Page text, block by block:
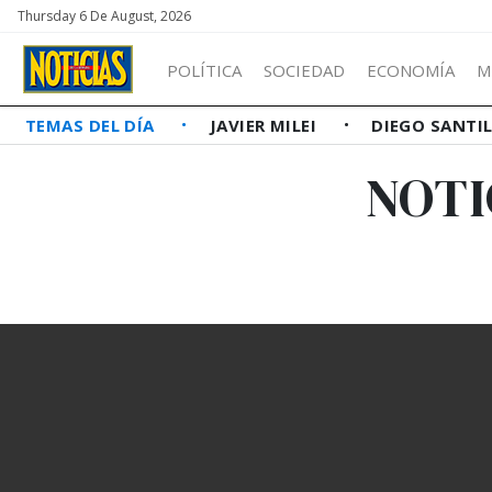
Thursday 6 De August, 2026
POLÍTICA SOCIEDAD ECONOMÍA
TEMAS DEL DÍA JAVIER MILEI DIEGO